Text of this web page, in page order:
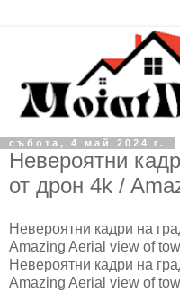
събота, 4 май 2024 г.
Невероятни
от дрон 4k /
Невероятни кадри на
Amazing Aerial view of
Невероятни кадри на
Amazing Aerial view of